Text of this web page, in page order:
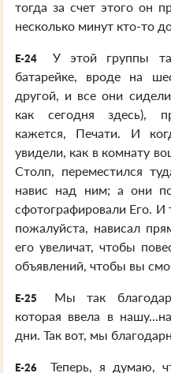
тогда за счет этого он
несколько минут кто-то
E-24
У этой группы
батарейке, вроде на
другой, и все они
как сегодня здесь),
кажется, Печати. И
увидели, как в комнату
Столп, переместился
навис над ним; а они
сфотографировали Его.
пожалуйста, нависал
его увеличат, чтобы
объявлений, чтобы вы
E-25
Мы так
которая ввела в
дни. Так вот, мы
E-26
Теперь, я думаю,